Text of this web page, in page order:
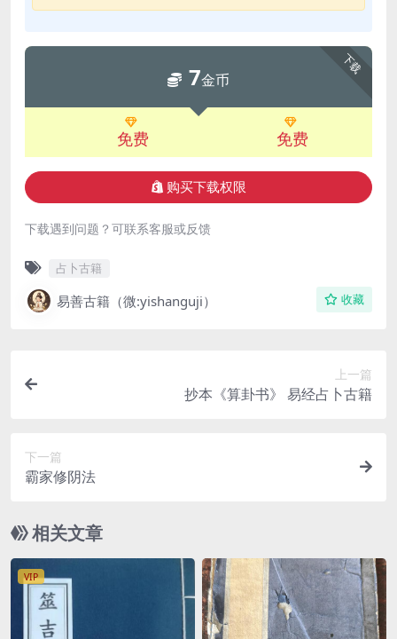
下载
7金币
免费 免费
购买下载权限
下载遇到问题？可联系客服或反馈
占卜古籍
易善古籍（微:yishanguji） 收藏
上一篇
抄本《算卦书》 易经占卜古籍
下一篇
霸家修阴法
相关文章
VIP